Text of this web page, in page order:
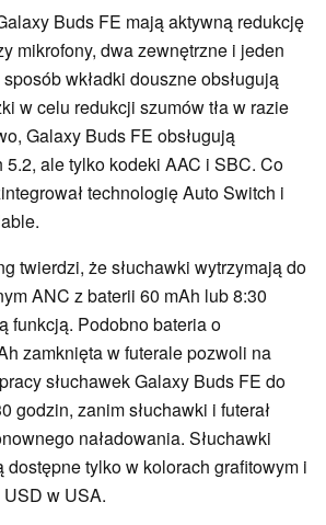
Buds FE mają aktywną redukcję
mikrofony, dwa zewnętrzne i jeden
wkładki douszne obsługują
w celu redukcji szumów tła w razie
Galaxy Buds FE obsługują
5.2, ale tylko kodeki AAC i SBC. Co
technologię Auto Switch i
twierdzi, że słuchawki wytrzymają do
ANC z baterii 60 mAh lub 8:30
funkcją. Podobno bateria o
zamknięta w futerale pozwoli na
słuchawek Galaxy Buds FE do
godzin, zanim słuchawki i futerał
naładowania. Słuchawki
dostępne tylko w kolorach grafitowym i
USD w USA.